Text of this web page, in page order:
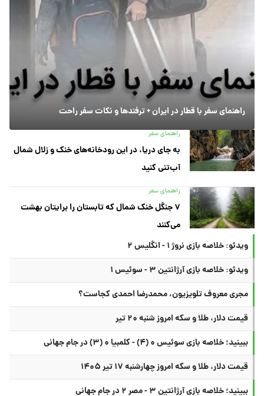
راهنمای سفر با قطار در ایران + ترفندها و نکات سفر راحت
راهنمای سفر
به جای دریا، در این رودخانه‌های خنک و زلال شمال
آب‌تنی کنید
راهنمای سفر
۷ جنگل خنک شمال که تابستان را برایتان بهشت
می‌کنند
ویدئو: خلاصه بازی نروژ ۱ - انگلیس ۲
ویدئو: خلاصه بازی آرژانتین ۳ - سوئیس ۱
مجری معروف تلویزیون، محمدرضا احمدی کجاست؟
قیمت دلار، طلا و سکه امروز شنبه ۲۰ تیر
ببینید؛ خلاصه بازی سوئیس ۰ (۴) - کلمبیا ۰ (۳) در جام جهانی
قیمت دلار، طلا و سکه امروز چهارشنبه ۱۷ تیر ۱۴۰۵
ببینید؛ خلاصه بازی آرژانتین ۳ - مصر ۲ در جام جهانی